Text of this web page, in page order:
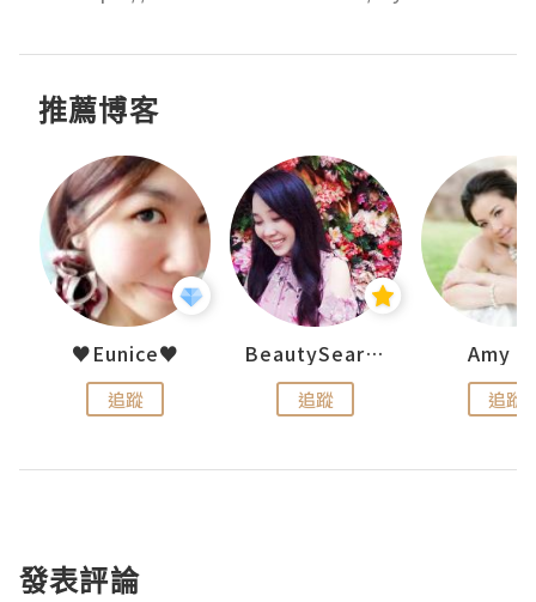
推薦博客
♥Eunice♥
追蹤
BeautySearch
追蹤
Amy
追蹤
發表評論